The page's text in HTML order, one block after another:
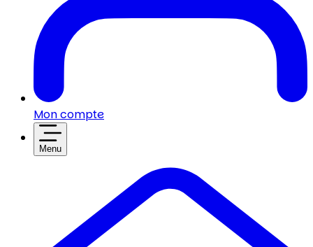
Mon compte
Menu